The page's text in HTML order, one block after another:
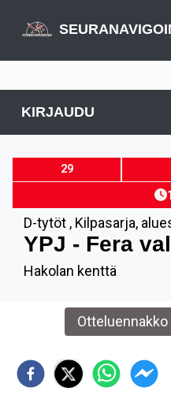
KIRJAUDU
29
D-tytöt , Kilpasarja,
YPJ - Fera
Hakolan kenttä
Otteluennakko